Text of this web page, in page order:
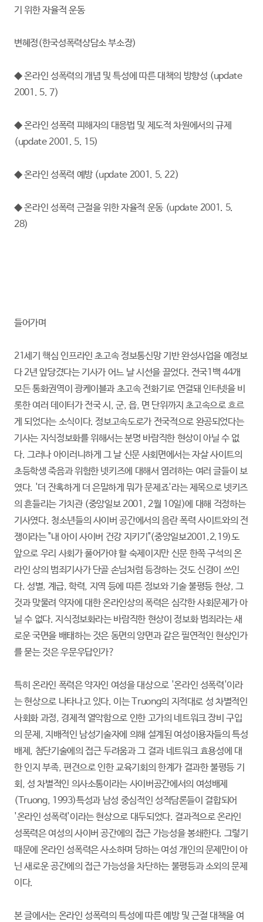
기 위한 자율적 운동
변혜정(한국성폭력상담소 부소장)
◆ 온라인 성폭력의 개념 및 특성에 따른 대책의 방향성 (update
2001. 5. 7)
◆ 온라인 성폭력 피해자의 대응법 및 제도적 차원에서의 규제
(update 2001. 5. 15)
◆ 온라인 성폭력 예방 (update 2001. 5. 22)
◆ 온라인 성폭력 근절을 위한 자율적 운동 (update 2001. 5.
28)
들어가며
21세기 핵심 인프라인 초고속 정보통신망 기반 완성사업을 예정보
다 2년 앞당겼다는 기사가 어느 날 시선을 끌었다. 전국1백 44개
모든 통화권역이 광케이블과 초고속 전화기로 연결돼 인터넷을 비
롯한 여러 데이터가 전국 시, 군, 읍, 면 단위까지 초고속으로 흐르
게 되었다는 소식이다. 정보고속도로가 전국적으로 완공되었다는
기사는 지식정보화를 위해서는 분명 바람직한 현상이 아닐 수 없
다. 그러나 아이러니하게 그 날 신문 사회면에서는 자살 사이트의
초등학생 죽음과 위험한 넷키즈에 대해서 염려하는 여러 글들이 보
였다. '더 잔혹하게 더 은밀하게 뭐가 문제죠'라는 제목으로 넷키즈
의 흔들리는 가치관 (중앙일보 2001, 2월 10일)에 대해 걱정하는
기사였다. 청소년들의 사이버 공간에서의 음란 폭력 사이트와의 전
쟁이라는 "내 아이 사이버 건강 지키기"(중앙일보2001.2.19)도
앞으로 우리 사회가 풀어가야 할 숙제이지만 신문 한쪽 구석의 온
라인 상의 범죄기사가 단골 손님처럼 등장하는 것도 신경이 쓰인
다. 성별, 계급, 학력, 지역 등에 따른 정보와 기술 불평등 현상, 그
것과 맞물려 약자에 대한 온라인상의 폭력은 심각한 사회문제가 아
닐 수 없다. 지식정보화라는 바람직한 현상이 정보화 범죄라는 새
로운 국면을 배태하는 것은 동면의 양면과 같은 필연적인 현상인가
를 묻는 것은 우문우답인가?
특히 온라인 폭력은 약자인 여성을 대상으로 '온라인 성폭력'이라
는 현상으로 나타나고 있다. 이는 Truong의 지적대로 성 차별적인
사회화 과정, 경제적 열악함으로 인한 고가의 네트워크 장비 구입
의 문제, 지배적인 남성기술자에 의해 설계된 여성이용자들의 특성
배제, 첨단기술에의 접근 두려움과 그 결과 네트워크 효용성에 대
한 인지 부족, 편견으로 인한 교육기회의 한계가 결과한 불평등 기
회, 성 차별적인 의사소통이라는 사이버공간에서의 여성배제
(Truong, 1993)특성과 남성 중심적인 성적담론들이 결합되어
'온라인 성폭력'이라는 현상으로 대두되었다. 결과적으로 온라인
성폭력은 여성의 사이버 공간에의 접근 가능성을 봉쇄한다. 그렇기
때문에 온라인 성폭력은 사소하며 당하는 여성 개인의 문제만이 아
닌 새로운 공간에의 접근 가능성을 차단하는 불평등과 소외의 문제
이다.
본 글에서는 온라인 성폭력의 특성에 따른 예방 및 근절 대책을 여